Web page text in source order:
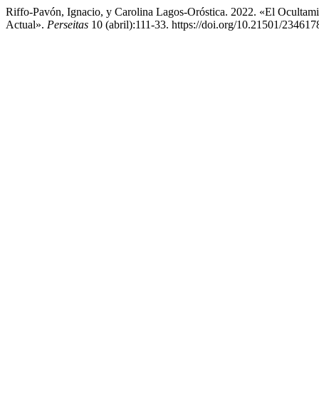
Riffo-Pavón, Ignacio, y Carolina Lagos-Oróstica. 2022. «El
Actual». Perseitas 10 (abril):111-33. https://doi.org/10.21501/